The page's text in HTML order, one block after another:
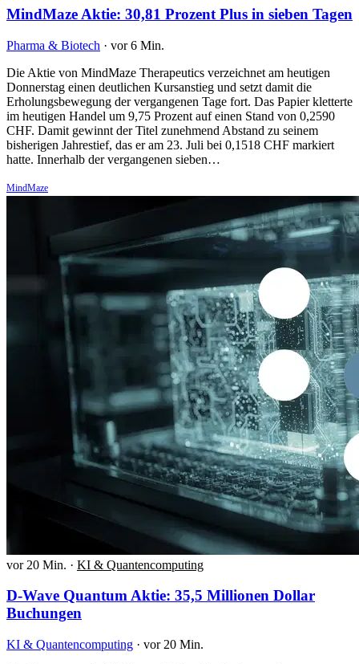
MindMaze Aktie: 30,81 Prozent Plus in sieben Tagen
Pharma & Biotech · vor 6 Min.
Die Aktie von MindMaze Therapeutics verzeichnet am heutigen
Donnerstag einen deutlichen Kursanstieg und setzt damit die
Erholungsbewegung der vergangenen Tage fort. Das Papier kletterte
im heutigen Handel um 9,75 Prozent auf einen Stand von 0,2590
CHF. Damit gewinnt der Titel zunehmend Abstand zu seinem
bisherigen Jahrestief, das er am 23. Juli bei 0,1518 CHF markiert
hatte. Innerhalb der vergangenen sieben…
MindMaze
vor 20 Min. · KI & Quantencomputing
D-Wave Quantum Aktie: 35,5 Millionen Dollar
Buchungen
KI & Quantencomputing · vor 20 Min.